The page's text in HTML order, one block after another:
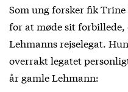
Som ung forsker fik
for at møde sit forbillede,
Lehmanns rejselegat.
overrakt legatet
år gamle Lehmann: